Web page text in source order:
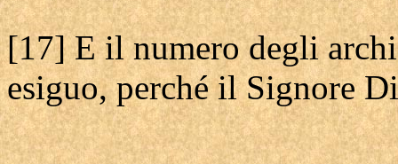
[17] E il numero degli
esiguo, perché il Signore